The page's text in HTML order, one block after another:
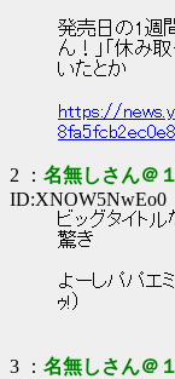
発売日の1週
ん！」「休み
いたとか
https://
2 ： 名無しさん＠
ID:XNOW5NwEo0
ビッグタイト
驚き
よーしパパエ
ｩ!）
3 ： 名無しさん＠